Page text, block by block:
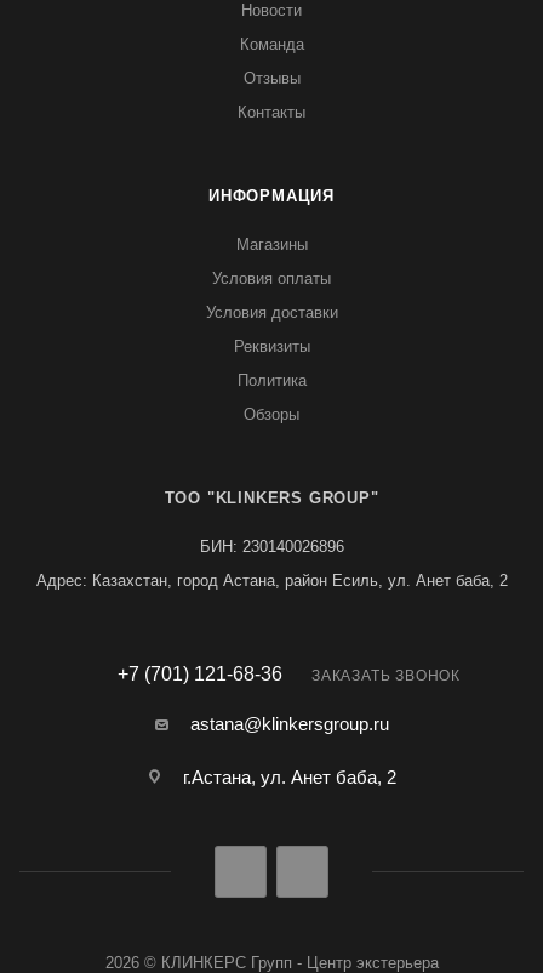
Новости
Команда
Отзывы
Контакты
ИНФОРМАЦИЯ
Магазины
Условия оплаты
Условия доставки
Реквизиты
Политика
Обзоры
TOO "KLINKERS GROUP"
БИН: 230140026896
Адрес: Казахстан, город Астана, район Есиль, ул. Анет баба, 2
+7 (701) 121-68-36 ЗАКАЗАТЬ ЗВОНОК
astana@klinkersgroup.ru
г.Астана, ул. Анет баба, 2
2026 © КЛИНКЕРС Групп - Центр экстерьера